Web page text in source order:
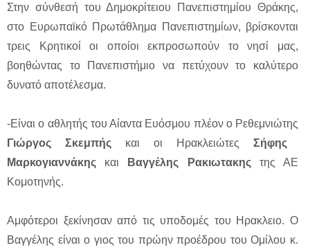
Στην σύνθεσή του Δημοκρίτειου Πανεπιστημίου Θράκης,
στο Ευρωπαϊκό Πρωτάθλημα Πανεπιστημίων, βρίσκονται
τρεις Κρητικοί οι οποίοι εκπροσωπούν το νησί μας,
βοηθώντας το Πανεπιστήμιο να πετύχουν το καλύτερο
δυνατό αποτέλεσμα.
-Είναι ο αθλητής του Αίαντα Ευόσμου πλέον ο Ρεθεμνιώτης
Γιώργος Σκεμπής και οι Ηρακλειώτες Σήφης
Μαρκογιαννάκης και Βαγγέλης Ρακιωτακηςτης ΑΕ
Κομοτηνής.
Αμφότεροι ξεκίνησαν από τις υποδομές του Ηρακλειο. Ο
Βαγγέλης είναι ο γιος του πρώην προέδρου του Ομίλου κ.